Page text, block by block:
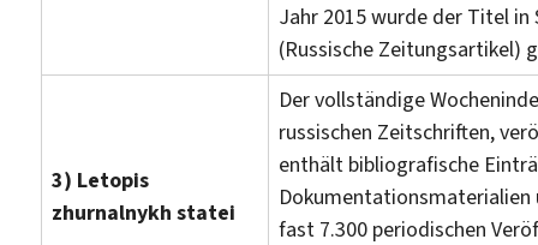
Jahr 2015 wurde der Titel
(Russische Zeitungsartikel)
3) Letopis
zhurnalnykh statei
Der vollständige
russischen Zeitschriften,
enthält bibliografische
Dokumentationsmaterialien
fast 7.300 periodischen